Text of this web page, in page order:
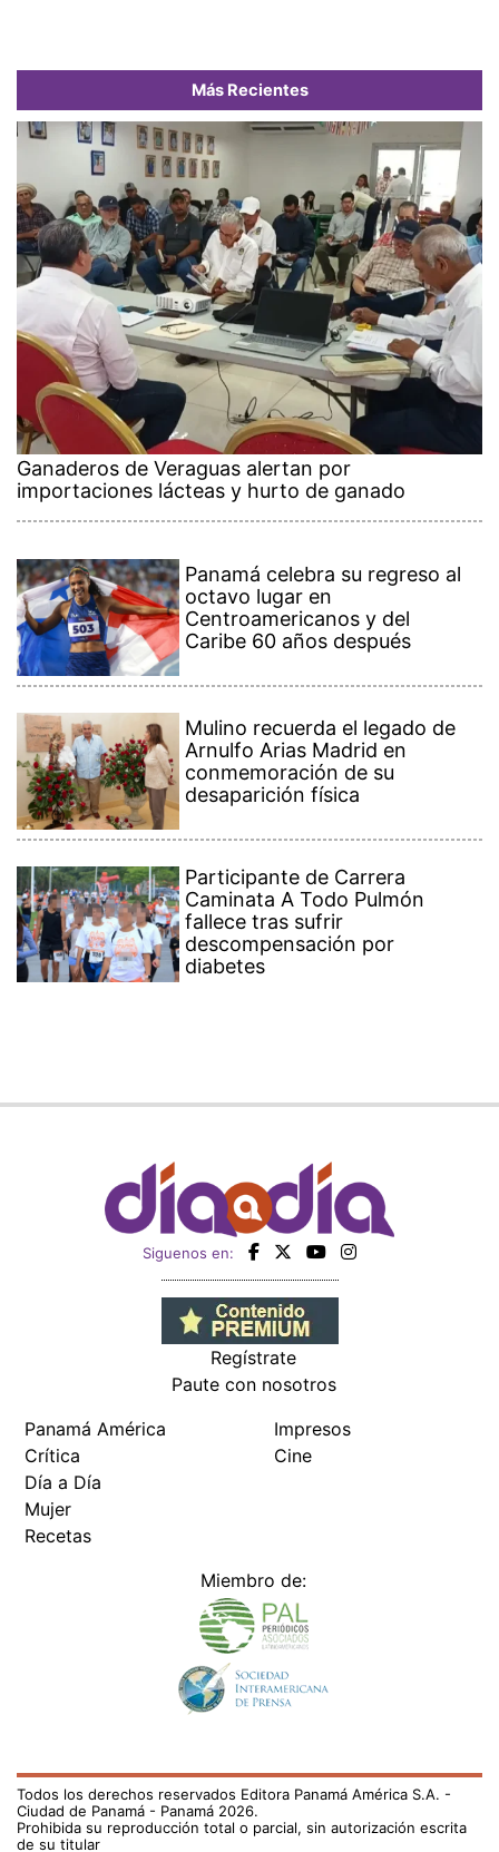
Más Recientes
Ganaderos de Veraguas alertan por
importaciones lácteas y hurto de ganado
Panamá celebra su regreso al
octavo lugar en
Centroamericanos y del
Caribe 60 años después
Mulino recuerda el legado de
Arnulfo Arias Madrid en
conmemoración de su
desaparición física
Participante de Carrera
Caminata A Todo Pulmón
fallece tras sufrir
descompensación por
diabetes
Siguenos en:
Regístrate
Paute con nosotros
Panamá América
Crítica
Día a Día
Mujer
Recetas
Impresos
Cine
Miembro de:
Todos los derechos reservados Editora Panamá América S.A. -
Ciudad de Panamá - Panamá 2026.
Prohibida su reproducción total o parcial, sin autorización escrita
de su titular